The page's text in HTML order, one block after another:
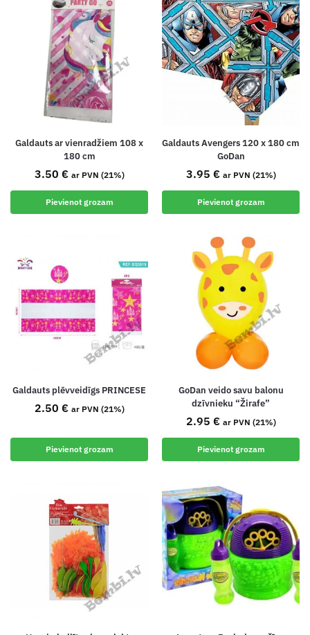
Galdauts ar vienradžiem 108 x
180 cm
3.50 € ar PVN (21%)
Pievienot grozam
Galdauts Avengers 120 x 180 cm
GoDan
3.95 € ar PVN (21%)
Pievienot grozam
Galdauts plēvveidīgs PRINCESE
2.50 € ar PVN (21%)
Pievienot grozam
GoDan veido savu balonu
dzīvnieku “Žirafe”
2.95 € ar PVN (21%)
Pievienot grozam